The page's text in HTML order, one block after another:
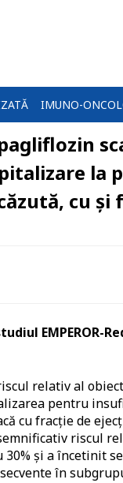
IMUNO-
la
cu și
EMPEROR-
relativ al
pentru
cu fracție de
riscul
30% și a încetinit
în